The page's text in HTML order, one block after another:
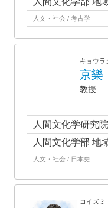
人文・社会 / 考古学
キョウ
京
教授
人間文化学研究院
人間文化学部 地
人文・社会 / 日本史
コイズ